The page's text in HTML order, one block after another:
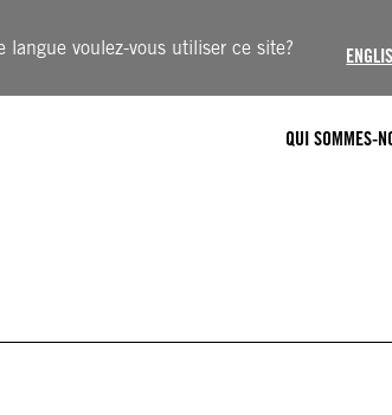
langue voulez-vous utiliser ce site?
QUI SOMMES-